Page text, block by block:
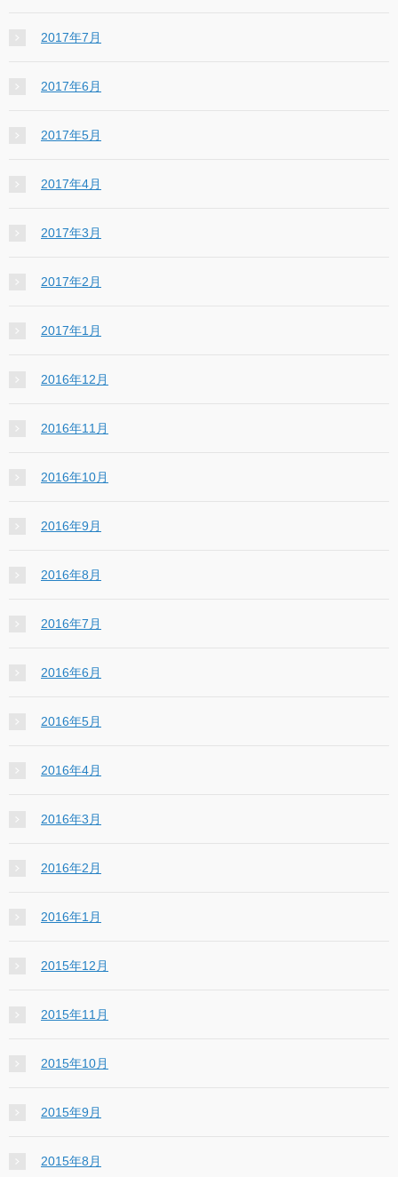
2017年7月
2017年6月
2017年5月
2017年4月
2017年3月
2017年2月
2017年1月
2016年12月
2016年11月
2016年10月
2016年9月
2016年8月
2016年7月
2016年6月
2016年5月
2016年4月
2016年3月
2016年2月
2016年1月
2015年12月
2015年11月
2015年10月
2015年9月
2015年8月